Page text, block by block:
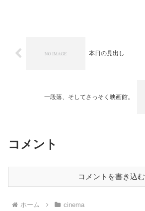
本日の見出し
一段落、そしてさっそく映画館。
コメント
コメントを書き込む
ホーム cinema